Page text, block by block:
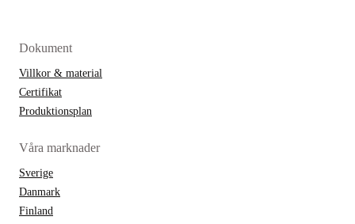
Dokument
Villkor & material
Certifikat
Produktionsplan
Våra marknader
Sverige
Danmark
Finland